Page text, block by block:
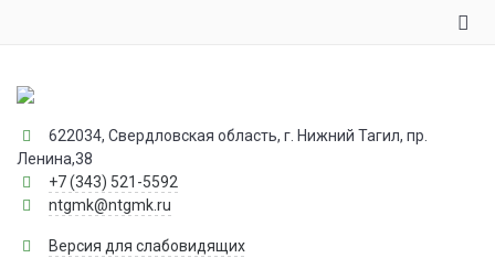
622034, Свердловская область, г. Нижний Тагил, пр.
Ленина,38
+7 (343) 521-5592
ntgmk@ntgmk.ru
Версия для слабовидящих